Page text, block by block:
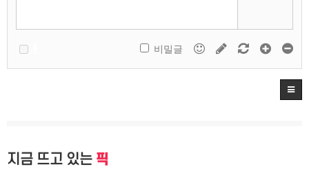
비밀글
지금 뜨고 있는 픽